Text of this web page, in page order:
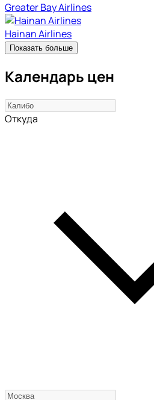
Greater Bay Airlines
Hainan Airlines
Показать больше
Календарь цен
Откуда